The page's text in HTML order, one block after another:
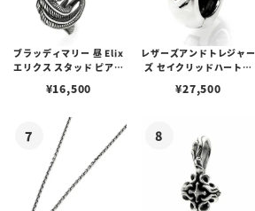
ブラッディマリー 昼 Elix
エリクス スタッド ピアス
¥16,500
レザーズアンドトレジャー
ズ セイクリッドハートピ
¥27,500